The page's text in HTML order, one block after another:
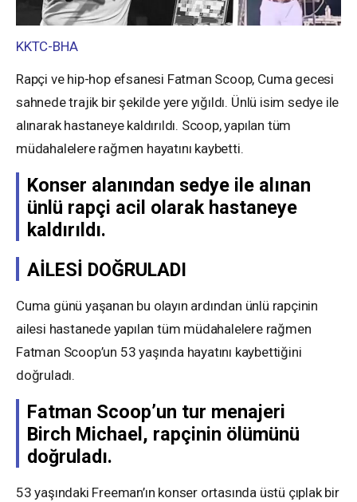
KKTC-BHA
Rapçi ve hip-hop efsanesi Fatman Scoop, Cuma gecesi
sahnede trajik bir şekilde yere yığıldı. Ünlü isim sedye ile
alınarak hastaneye kaldırıldı. Scoop, yapılan tüm
müdahalelere rağmen hayatını kaybetti.
Konser alanından sedye ile alınan
ünlü rapçi acil olarak hastaneye
kaldırıldı.
AİLESİ DOĞRULADI
Cuma günü yaşanan bu olayın ardından ünlü rapçinin
ailesi hastanede yapılan tüm müdahalelere rağmen
Fatman Scoop’un 53 yaşında hayatını kaybettiğini
doğruladı.
Fatman Scoop’un tur menajeri
Birch Michael, rapçinin ölümünü
doğruladı.
53 yaşındaki Freeman’ın konser ortasında üstü çıplak bir